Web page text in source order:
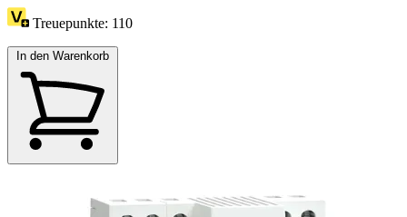
Treuepunkte: 110
In den Warenkorb